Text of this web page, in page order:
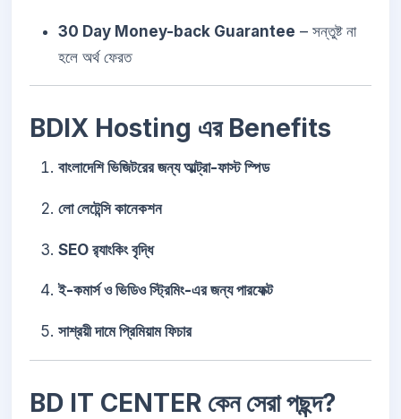
30 Day Money-back Guarantee – সন্তুষ্ট না
হলে অর্থ ফেরত
BDIX Hosting এর Benefits
বাংলাদেশি ভিজিটরের জন্য আল্ট্রা-ফাস্ট স্পিড
লো লেটেন্সি কানেকশন
SEO র‌্যাংকিং বৃদ্ধি
ই-কমার্স ও ভিডিও স্ট্রিমিং-এর জন্য পারফেক্ট
সাশ্রয়ী দামে প্রিমিয়াম ফিচার
BD IT CENTER কেন সেরা পছন্দ?